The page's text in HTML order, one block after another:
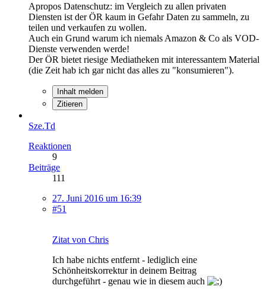
Apropos Datenschutz: im Vergleich zu allen privaten
Diensten ist der ÖR kaum in Gefahr Daten zu sammeln, zu
teilen und verkaufen zu wollen.
Auch ein Grund warum ich niemals Amazon & Co als VOD-
Dienste verwenden werde!
Der ÖR bietet riesige Mediatheken mit interessantem Material
(die Zeit hab ich gar nicht das alles zu "konsumieren").
Inhalt melden
Zitieren
Sze.Td
Reaktionen
9
Beiträge
111
27. Juni 2016 um 16:39
#51
Zitat von Chris
Ich habe nichts entfernt - lediglich eine
Schönheitskorrektur in deinem Beitrag
durchgeführt - genau wie in diesem auch